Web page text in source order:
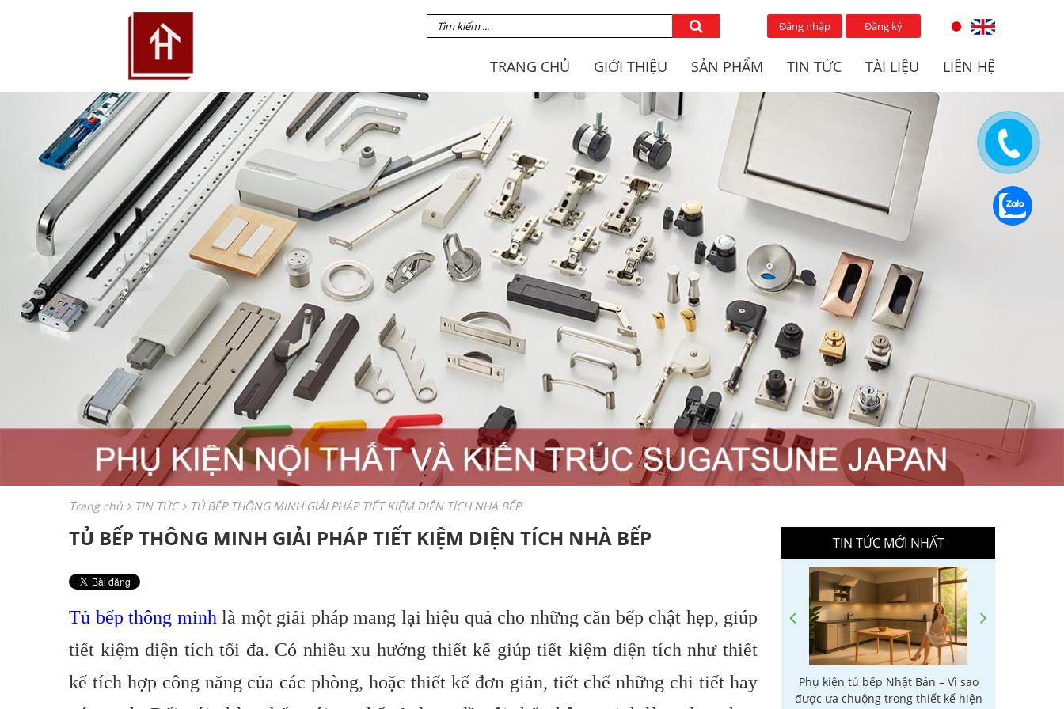
Đăng nhập Đăng ký
TRANG CHỦ GIỚI THIỆU
THƯƠNG HIỆU LAMP CÔNG TY HUY THÀNH
SẢN PHẨM
TAY NẮM TỦ MÓC TREO CHIA ĐỢT TỦ CHỐT NHẤN MỞ KHÓA TỦ
BẢN LỀ TAY NÂNG TỦ BẾP RAY TRƯỢT NGĂN KÉO
WARDROBE & CABINET
DOOR HARDWARE
ARCHITECTURAL DOOR
HARDWARE
PHỤ KIỆN KHÁC
TIN TỨC TÀI LIỆU LIÊN HỆ
Trang chủ TIN TỨC TỦ BẾP THÔNG MINH GIẢI PHÁP TIẾT KIỆM DIỆN TÍCH NHÀ BẾP
TỦ BẾP THÔNG MINH GIẢI PHÁP TIẾT KIỆM DIỆN TÍCH NHÀ BẾP
Tủ bếp thông minh là một giải pháp mang lại hiệu quả cho những căn bếp chật hẹp, giúp
tiết kiệm diện tích tối đa. Có nhiều xu hướng thiết kế giúp tiết kiệm diện tích như thiết
kế tích hợp công năng của các phòng, hoặc thiết kế đơn giản, tiết chế những chi tiết hay
TIN TỨC MỚI NHẤT
NAM CHÂM HÍT CỬA TỦ - GIẢI PHÁP
Phụ kiện tủ bếp Nhật Bản – Vì sao
được ưa chuộng trong thiết kế hiện